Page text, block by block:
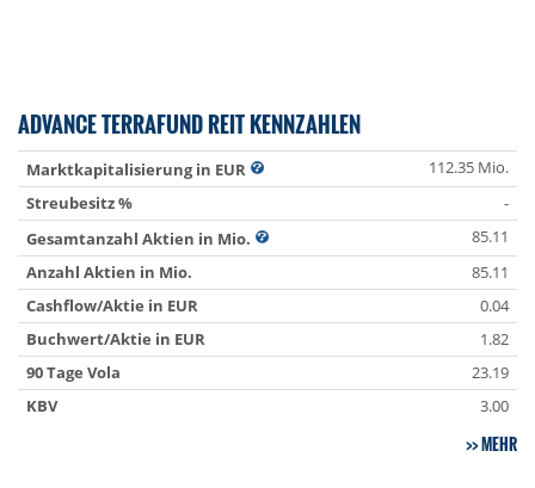
ADVANCE TERRAFUND REIT KENNZAHLEN
Marktkapitalisierung in EUR
112.35 Mio.
Streubesitz %
-
Gesamtanzahl Aktien in Mio.
85.11
Anzahl Aktien in Mio.
85.11
Cashflow/Aktie in EUR
0.04
Buchwert/Aktie in EUR
1.82
90 Tage Vola
23.19
KBV
3.00
MEHR